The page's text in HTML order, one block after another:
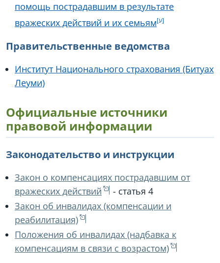
помощь пострадавшим в результате
вражеских действий и их семьям
Правительственные ведомства
Институт Национального страхования (Битуах
Леуми)
Официальные источники
правовой информации
Законодательство и инструкции
Закон о компенсациях пострадавшим от
вражеских действий
- статья 4
Закон об инвалидах (компенсации и
реабилитация)
Положения об инвалидах (надбавка к
компенсациям в связи с возрастом)